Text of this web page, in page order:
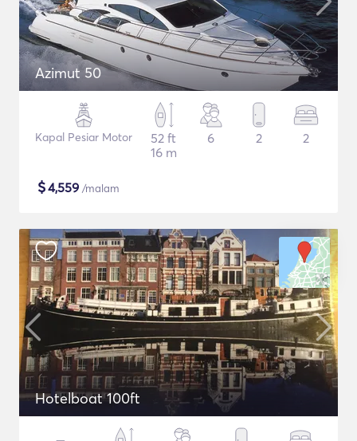
Azimut 50
Kapal Pesiar Motor
52 ft
16 m
6 2 2
$4,559 /malam
Hotelboat 100ft